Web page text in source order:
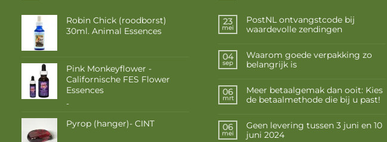
Robin Chick (roodborst)
30ml. Animal Essences
Pink Monkeyflower -
Californische FES Flower
Essences
-Prijsklasse:
tot
Pyrop (hanger)- CINT
23
mei
PostNL ontvangstcode bij
waardevolle zendingen
04
sep
Waarom goede verpakking zo
belangrijk is
06
mrt
Meer betaalgemak dan ooit: Kies
de betaalmethode die bij u past!
06
mei
Geen levering tussen 3 juni en 10
juni 2024